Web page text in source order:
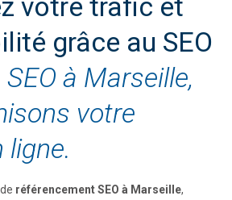
votre trafic et
grâce au SEO
à Marseille,
votre
ligne.
référencement SEO à Marseille,